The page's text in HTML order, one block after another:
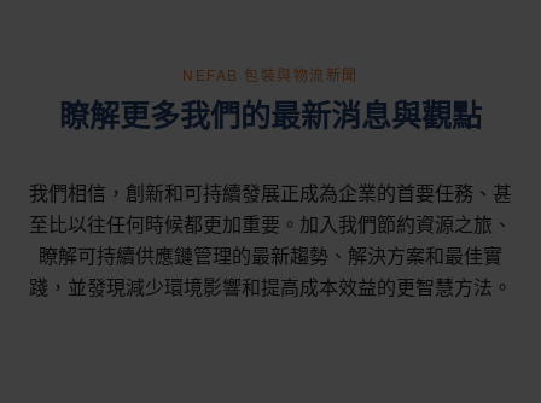
NEFAB 包裝與物流新聞
瞭解更多我們的最新消息與觀點
我們相信，創新和可持續發展正成為企業的首要任務、甚
至比以往任何時候都更加重要。加入我們節約資源之旅、
瞭解可持續供應鏈管理的最新趨勢、解決方案和最佳實
踐，並發現減少環境影響和提高成本效益的更智慧方法。